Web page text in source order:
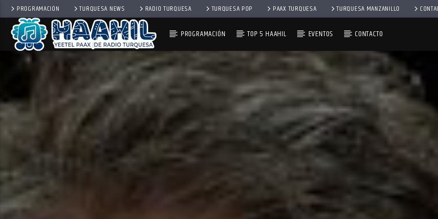
PROGRAMACIÓN TURQUESA NEWS RADIO TURQUESA TURQUESA POP PAAX TURQUESA TURQUESA MANZANILLO
PROGRAMACIÓN TOP 5 HAAHIL EVENTOS CONTACTO
PROGRAMA ACTUAL
BALADAS
8:00 PM 10:00 PM